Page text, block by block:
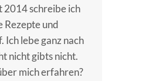
2014 schreibe ich
Rezepte und
Ich lebe ganz nach
nicht gibts nicht.
mich erfahren?